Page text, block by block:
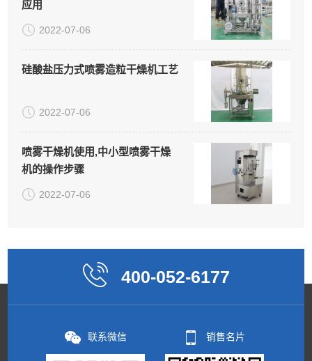
应用
2022-07-06
硅酸盐压力式喷雾造粒干燥机工艺
2022-07-06
喷雾干燥机使用,中小型喷雾干燥
机的操作步骤
2022-07-06
400-052-6177
联系微信 销售名片